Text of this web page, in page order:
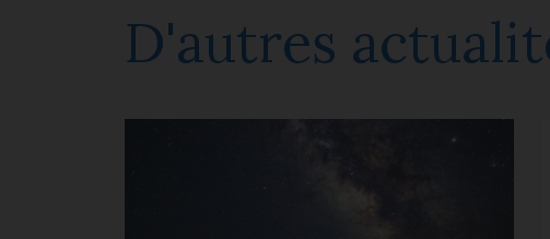
D'autres